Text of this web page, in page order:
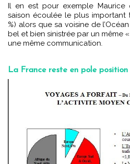
Il en est pour exemple
saison écoulée le plus important
%) alors que sa voisine de
bel et bien sinistrée par un même
une même communication.
La France reste en pole position